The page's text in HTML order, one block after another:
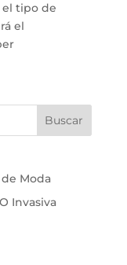
tipo de
el
Moda
Invasiva